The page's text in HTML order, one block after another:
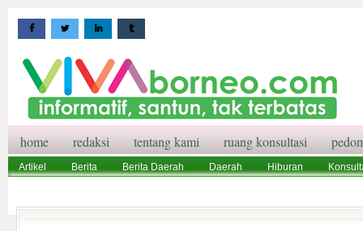
home redaksi tentang kami ruang konsultasi
Artikel Berita Berita Daerah Daerah Hiburan